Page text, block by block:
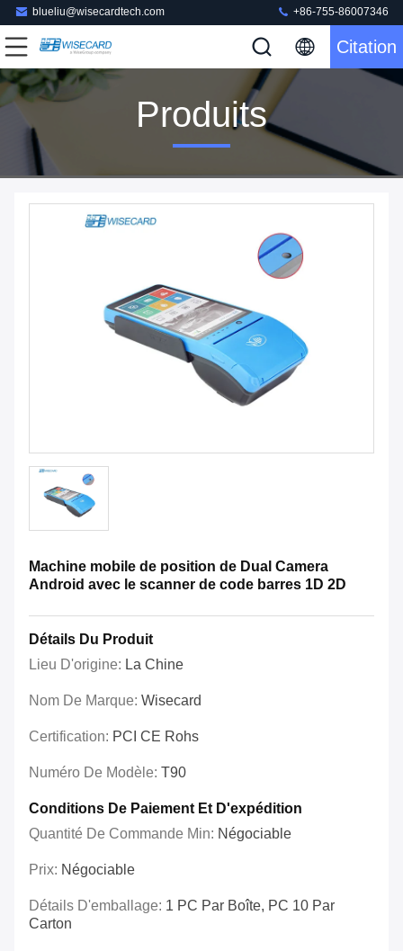
blueliu@wisecardtech.com +86-755-86007346
Citation
Produits
Machine mobile de position de Dual Camera
Android avec le scanner de code barres 1D 2D
Détails Du Produit
Lieu D'origine: La Chine
Nom De Marque: Wisecard
Certification: PCI CE Rohs
Numéro De Modèle: T90
Conditions De Paiement Et D'expédition
Quantité De Commande Min: Négociable
Prix: Négociable
Détails D'emballage: 1 PC Par Boîte, PC 10 Par
Carton